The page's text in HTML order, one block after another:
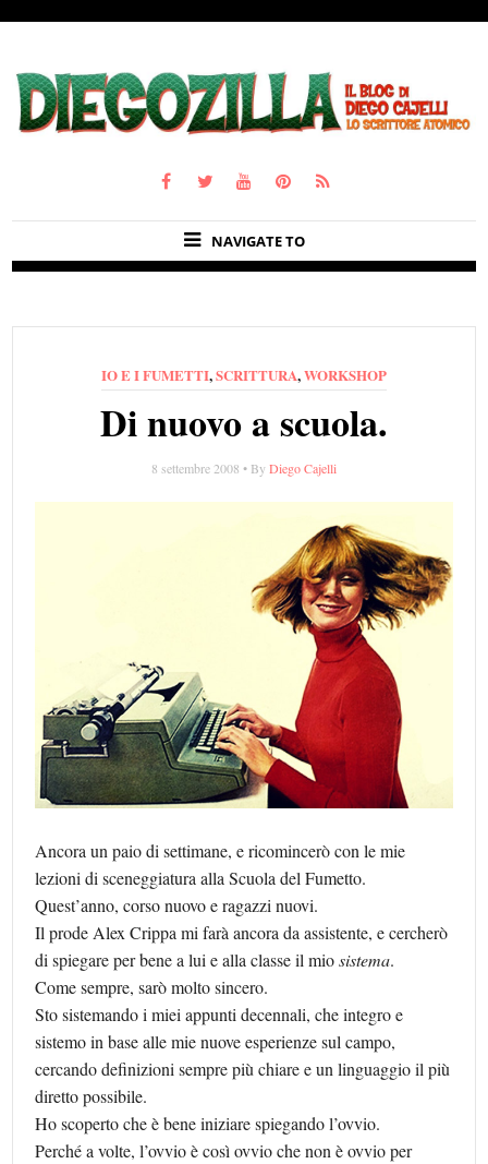
NAVIGATE TO
IO E I FUMETTI,SCRITTURA,WORKSHOP
Di nuovo a scuola.
8 settembre 2008 • By Diego Cajelli
Ancora un paio di settimane, e ricomincerò con le mie
lezioni di sceneggiatura alla Scuola del Fumetto.
Quest’anno, corso nuovo e ragazzi nuovi.
Il prode Alex Crippa mi farà ancora da assistente, e cercherò
di spiegare per bene a lui e alla classe il miosistema.
Come sempre, sarò molto sincero.
Sto sistemando i miei appunti decennali, che integro e
sistemo in base alle mie nuove esperienze sul campo,
cercando definizioni sempre più chiare e un linguaggio il più
diretto possibile.
Ho scoperto che è bene iniziare spiegando l’ovvio.
Perché a volte, l’ovvio è così ovvio che non è ovvio per